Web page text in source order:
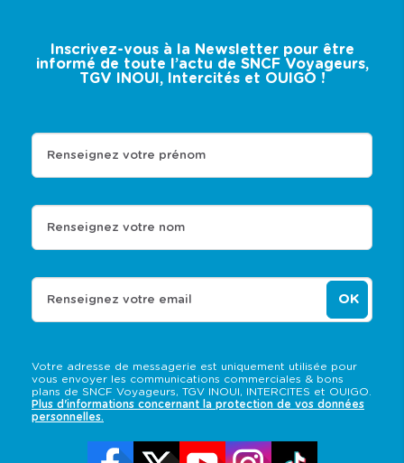
Inscrivez-vous à la Newsletter pour être
informé de toute l’actu de SNCF Voyageurs,
TGV INOUI, Intercités et OUIGO !
Votre adresse de messagerie est uniquement utilisée pour
vous envoyer les communications commerciales & bons
plans de SNCF Voyageurs, TGV INOUI, INTERCITES et OUIGO.
Plus d'informations concernant la protection de vos données
personnelles.
Renseignez votre prénom
Renseignez votre nom
Renseignez votre email OK